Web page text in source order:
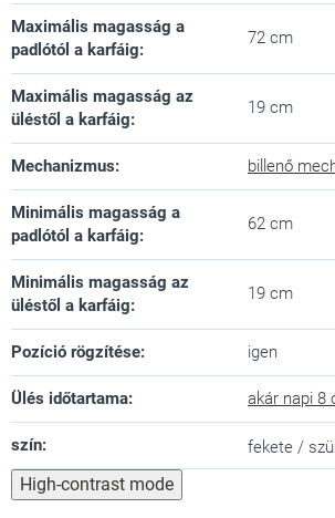
Maximális magasság a
padlótól a karfáig:
72 cm
Maximális magasság az
üléstől a karfáig:
19 cm
Mechanizmus: billenő
Minimális magasság a
padlótól a karfáig:
62 cm
Minimális magasság az
üléstől a karfáig:
19 cm
Pozíció rögzítése: igen
Ülés időtartama: akár napi 8
szín: fekete /
High-contrast mode